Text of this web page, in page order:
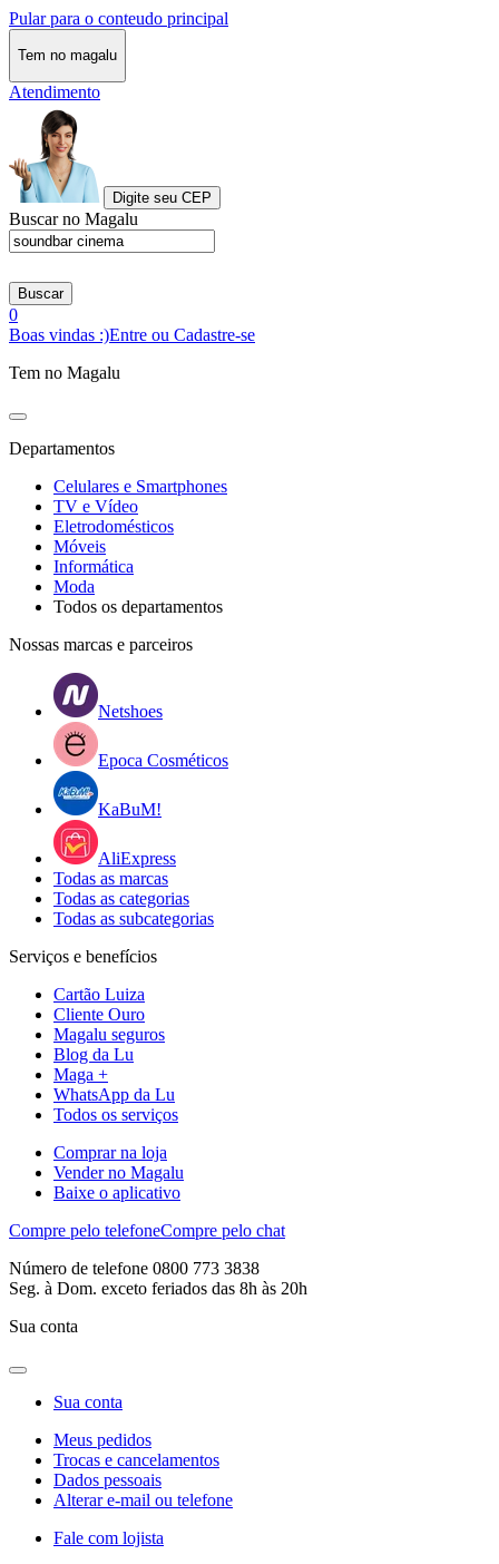
Pular para o conteudo principal
Tem no magalu
Atendimento
Digite seu CEP
Buscar no Magalu
Buscar
0
Boas vindas :)Entre ou Cadastre-se
Tem no Magalu
Departamentos
Celulares e Smartphones
TV e Vídeo
Eletrodomésticos
Móveis
Informática
Moda
Todos os departamentos
Nossas marcas e parceiros
Netshoes
Epoca Cosméticos
KaBuM!
AliExpress
Todas as marcas
Todas as categorias
Todas as subcategorias
Serviços e benefícios
Cartão Luiza
Cliente Ouro
Magalu seguros
Blog da Lu
Maga +
WhatsApp da Lu
Todos os serviços
Comprar na loja
Vender no Magalu
Baixe o aplicativo
Compre pelo telefoneCompre pelo chat
Número de telefone 0800 773 3838
Seg. à Dom. exceto feriados das 8h às 20h
Sua conta
Sua conta
Meus pedidos
Trocas e cancelamentos
Dados pessoais
Alterar e-mail ou telefone
Fale com lojista